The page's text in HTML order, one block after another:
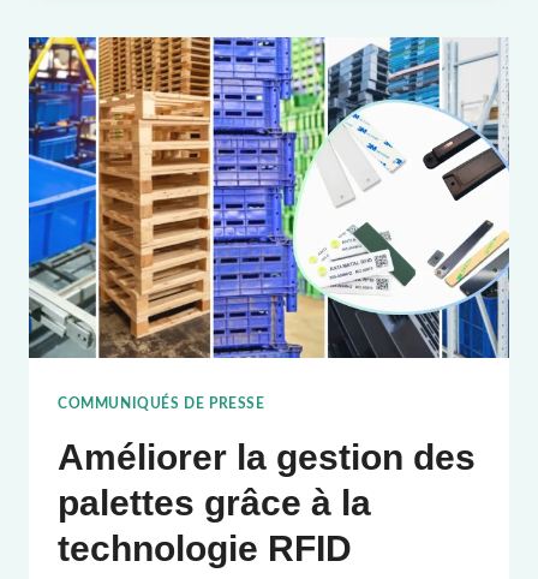
TAG
NFC
POUR
VOTRE
APPLICATION
COMMUNIQUÉS DE PRESSE
Améliorer la gestion des
palettes grâce à la
technologie RFID